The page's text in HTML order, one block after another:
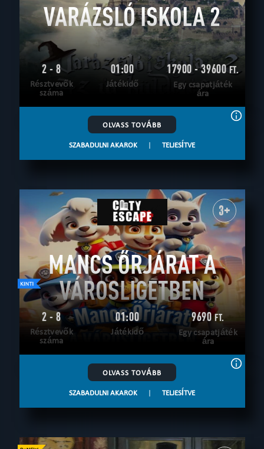
VARÁZSLÓ ISKOLA 2
2 - 8
Résztvevők
száma
01:00
Játékidő
17900 - 39600FT.
Egy csapatjáték
ára
OLVASS TOVÁBB
SZABADULNI AKAROK | TELJESÍTVE
3+
MANCS ŐRJÁRAT A
VÁROSLIGETBEN
2 - 8
Résztvevők
száma
01:00
Játékidő
9690FT.
Egy csapatjáték
ára
OLVASS TOVÁBB
SZABADULNI AKAROK | TELJESÍTVE